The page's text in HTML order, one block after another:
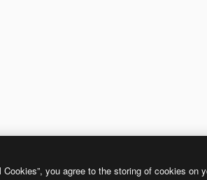
Cookies”, you agree to the storing of cookies on